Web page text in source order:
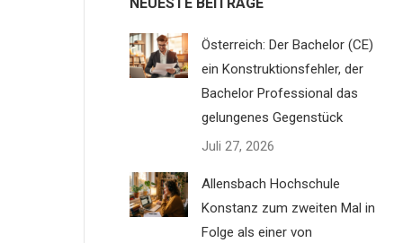
Österreich: Der Bachelor (CE)
ein Konstruktionsfehler, der
Bachelor Professional das
gelungenes Gegenstück
Juli 27, 2026
Allensbach Hochschule
Konstanz zum zweiten Mal in
Folge als einer von